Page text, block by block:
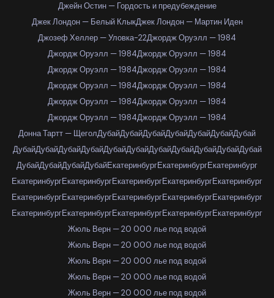
Джейн Остин — Гордость и предубеждение
Джек Лондон — Белый КлыкДжек Лондон — Мартин Иден
Джозеф Хеллер — Уловка-22Джордж Оруэлл — 1984
Джордж Оруэлл — 1984Джордж Оруэлл — 1984
Джордж Оруэлл — 1984Джордж Оруэлл — 1984
Джордж Оруэлл — 1984Джордж Оруэлл — 1984
Джордж Оруэлл — 1984Джордж Оруэлл — 1984
Джордж Оруэлл — 1984Джордж Оруэлл — 1984
Донна Тартт — ЩеголДубайДубайДубайДубайДубайДубайДубай
ДубайДубайДубайДубайДубайДубайДубайДубайДубайДубайДубай
ДубайДубайДубайДубайЕкатеринбургЕкатеринбургЕкатеринбург
ЕкатеринбургЕкатеринбургЕкатеринбургЕкатеринбургЕкатеринбург
ЕкатеринбургЕкатеринбургЕкатеринбургЕкатеринбургЕкатеринбург
ЕкатеринбургЕкатеринбургЕкатеринбургЕкатеринбургЕкатеринбург
Жюль Верн — 20 000 лье под водой
Жюль Верн — 20 000 лье под водой
Жюль Верн — 20 000 лье под водой
Жюль Верн — 20 000 лье под водой
Жюль Верн — 20 000 лье под водой